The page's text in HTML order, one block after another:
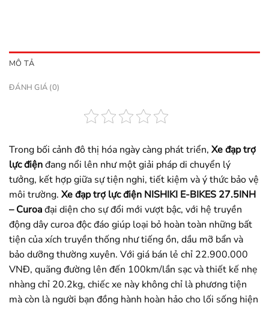
MÔ TẢ
ĐÁNH GIÁ (0)
Trong bối cảnh đô thị hóa ngày càng phát triển, Xe đạp trợ
lực điệnđang nổi lên như một giải pháp di chuyển lý
tưởng, kết hợp giữa sự tiện nghi, tiết kiệm và ý thức bảo vệ
môi trường. Xe đạp trợ lực điện NISHIKI E-BIKES 27.5INH
– Curoađại diện cho sự đổi mới vượt bậc, với hệ truyền
động dây curoa độc đáo giúp loại bỏ hoàn toàn những bất
tiện của xích truyền thống như tiếng ồn, dầu mỡ bẩn và
bảo dưỡng thường xuyên. Với giá bán lẻ chỉ 22.900.000
VNĐ, quãng đường lên đến 100km/lần sạc và thiết kế nhẹ
nhàng chỉ 20.2kg, chiếc xe này không chỉ là phương tiện
mà còn là người bạn đồng hành hoàn hảo cho lối sống hiện